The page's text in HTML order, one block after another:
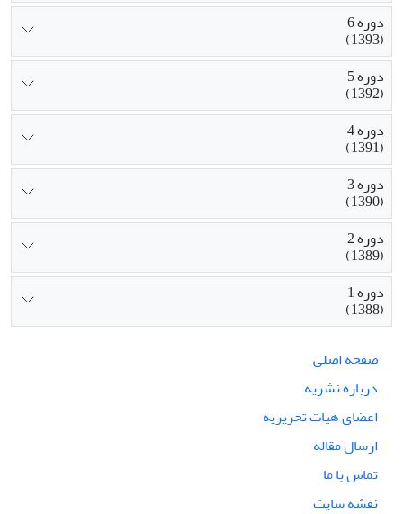
دوره 6
(1393)
دوره 5
(1392)
دوره 4
(1391)
دوره 3
(1390)
دوره 2
(1389)
دوره 1
(1388)
صفحه اصلی
درباره نشریه
اعضای هیات تحریریه
ارسال مقاله
تماس با ما
نقشه سایت